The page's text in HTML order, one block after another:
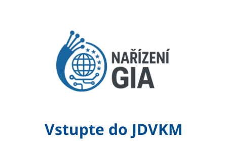
Vstupte do JDVKM